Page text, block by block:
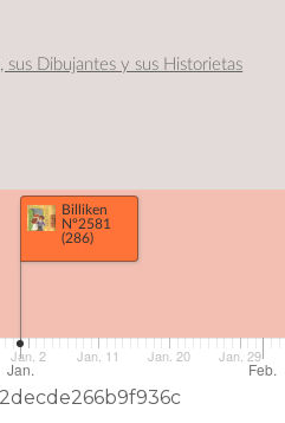
sus Dibujantes y sus Historietas
Billiken
Nº2581
(286)
Jan. Feb.
Jan. 2 Jan. 11 Jan. 20 Jan. 29